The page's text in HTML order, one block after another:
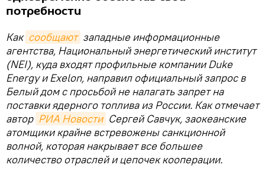
потребности
Как сообщают западные информационные
агентства, Национальный энергетический институт
(NEI), куда входят профильные компании Duke
Energy и Exelon, направил официальный запрос в
Белый дом с просьбой не налагать запрет на
поставки ядерного топлива из России. Как отмечает
автор РИА Новости Сергей Савчук, заокеанские
атомщики крайне встревожены санкционной
волной, которая накрывает все большее
количество отраслей и цепочек кооперации.